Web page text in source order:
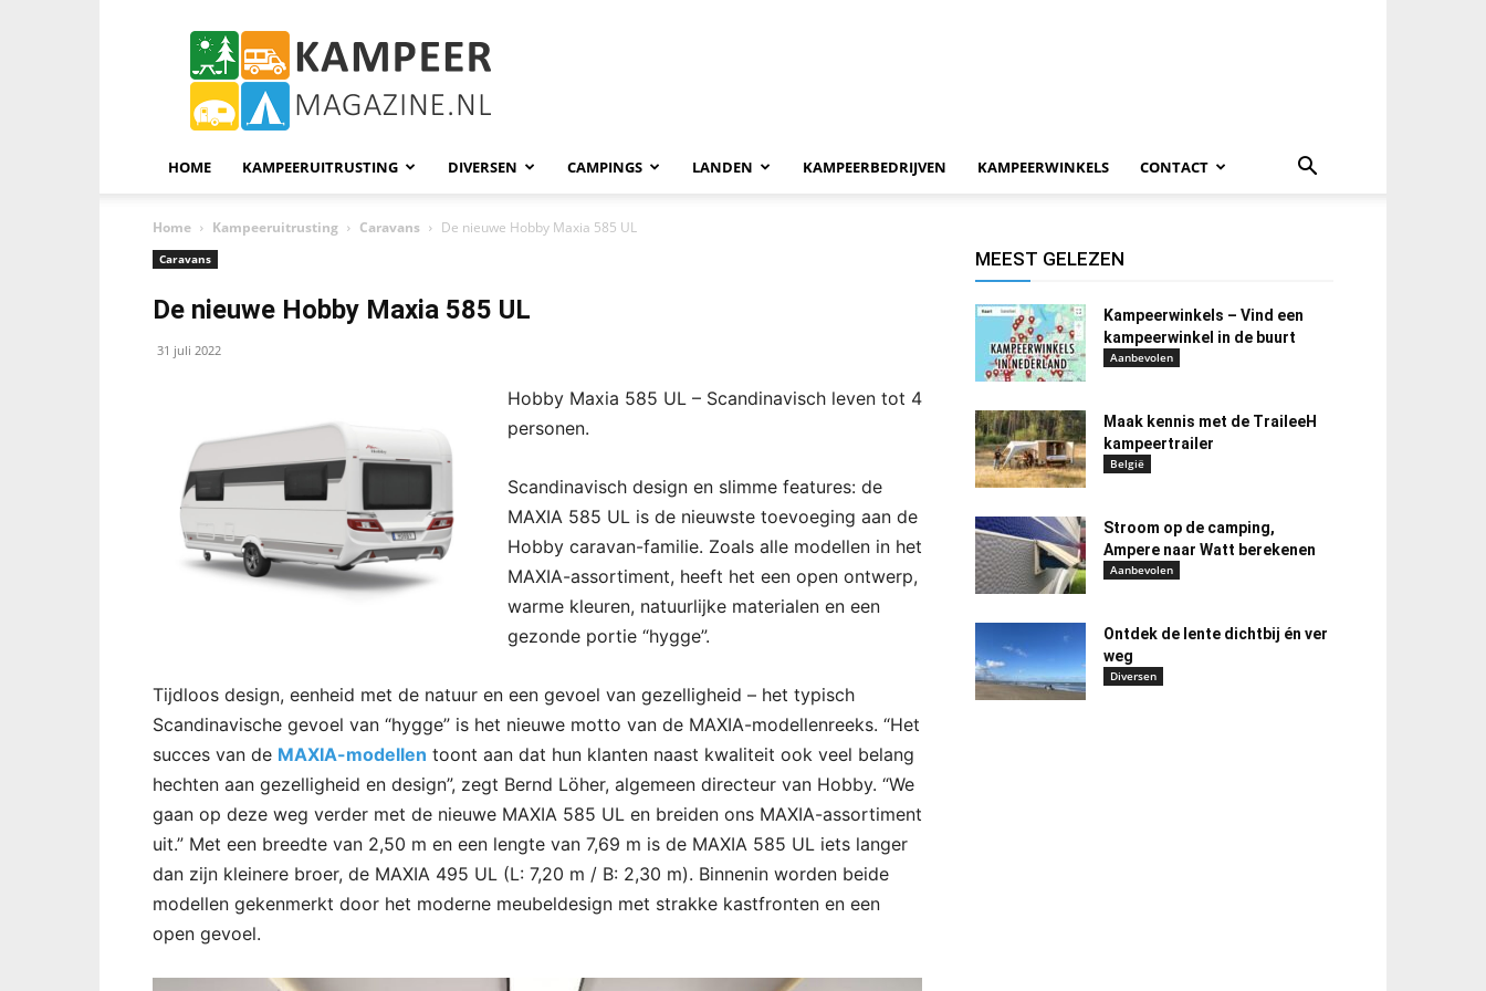
KampeerMagazine
HOME KAMPEERUITRUSTING DIVERSEN CAMPINGS LANDEN KAMPEERBEDRIJVEN KAMPEERWINKELS CONTACT
Home Kampeeruitrusting Caravans De nieuwe Hobby Maxia 585 UL
Caravans
De nieuwe Hobby Maxia 585 UL
31 juli 2022
Hobby Maxia 585 UL – Scandinavisch leven tot 4
personen.
Scandinavisch design en slimme features: de
MAXIA 585 UL is de nieuwste toevoeging aan de
Hobby caravan-familie. Zoals alle modellen in het
MAXIA-assortiment, heeft het een open ontwerp,
warme kleuren, natuurlijke materialen en een
gezonde portie “hygge”.
Tijdloos design, eenheid met de natuur en een gevoel van gezelligheid – het typisch
Scandinavische gevoel van “hygge” is het nieuwe motto van de MAXIA-modellenreeks. “Het
succes van de MAXIA-modellen toont aan dat hun klanten naast kwaliteit ook veel belang
hechten aan gezelligheid en design”, zegt Bernd Löher, algemeen directeur van Hobby. “We
gaan op deze weg verder met de nieuwe MAXIA 585 UL en breiden ons MAXIA-assortiment
uit.” Met een breedte van 2,50 m en een lengte van 7,69 m is de MAXIA 585 UL iets langer
dan zijn kleinere broer, de MAXIA 495 UL (L: 7,20 m / B: 2,30 m). Binnenin worden beide
modellen gekenmerkt door het moderne meubeldesign met strakke kastfronten en een
open gevoel.
MEEST GELEZEN
Kampeerwinkels – Vind een
kampeerwinkel in de buurt
Aanbevolen
Maak kennis met de TraileeH
kampeertrailer
België
Stroom op de camping,
Ampere naar Watt berekenen
Aanbevolen
Ontdek de lente dichtbij én ver
weg
Diversen